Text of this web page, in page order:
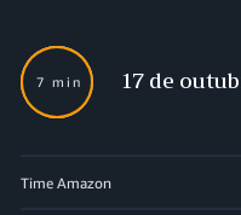
7 min 17 de
Time Amazon